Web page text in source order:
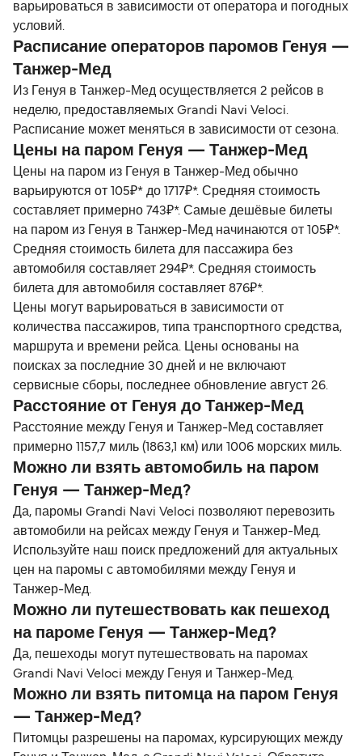
варьироваться в зависимости от оператора и погодных
условий.
Расписание операторов паромов Генуя —
Танжер-Мед
Из Генуя в Танжер-Мед осуществляется 2 рейсов в
неделю, предоставляемых Grandi Navi Veloci.
Расписание может меняться в зависимости от сезона.
Цены на паром Генуя — Танжер-Мед
Цены на паром из Генуя в Танжер-Мед обычно
варьируются от 105₽* до 1717₽*. Средняя стоимость
составляет примерно 743₽*. Самые дешёвые билеты
на паром из Генуя в Танжер-Мед начинаются от 105₽*.
Средняя стоимость билета для пассажира без
автомобиля составляет 294₽*. Средняя стоимость
билета для автомобиля составляет 876₽*.
Цены могут варьироваться в зависимости от
количества пассажиров, типа транспортного средства,
маршрута и времени рейса. Цены основаны на
поисках за последние 30 дней и не включают
сервисные сборы, последнее обновление август 26.
Расстояние от Генуя до Танжер-Мед
Расстояние между Генуя и Танжер-Мед составляет
примерно 1157,7 миль (1863,1 км) или 1006 морских миль.
Можно ли взять автомобиль на паром
Генуя — Танжер-Мед?
Да, паромы Grandi Navi Veloci позволяют перевозить
автомобили на рейсах между Генуя и Танжер-Мед.
Используйте наш поиск предложений для актуальных
цен на паромы с автомобилями между Генуя и
Танжер-Мед.
Можно ли путешествовать как пешеход
на пароме Генуя — Танжер-Мед?
Да, пешеходы могут путешествовать на паромах
Grandi Navi Veloci между Генуя и Танжер-Мед.
Можно ли взять питомца на паром Генуя
— Танжер-Мед?
Питомцы разрешены на паромах, курсирующих между